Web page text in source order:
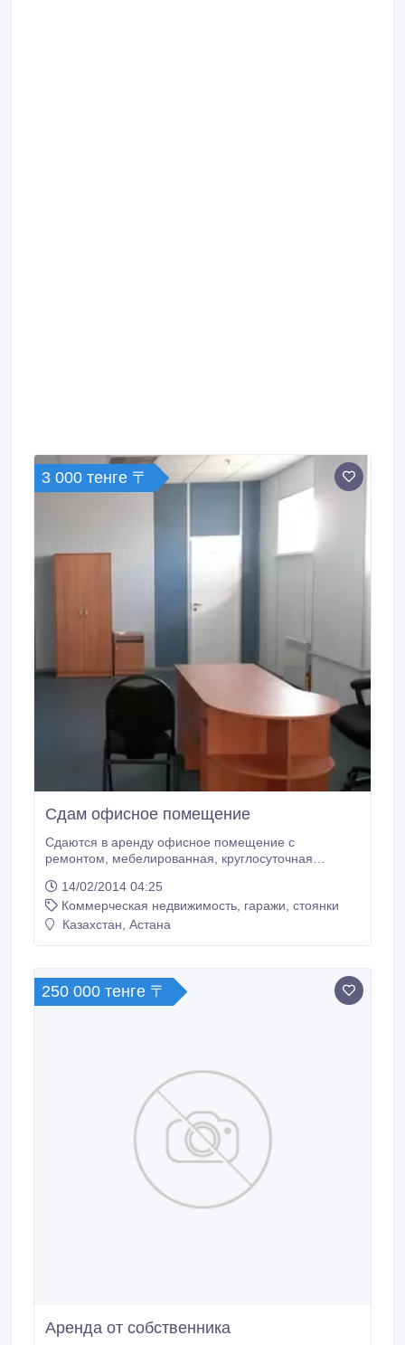
3 000 тенге 〒
Сдам офисное помещение
Сдаются в аренду офисное помещение с
ремонтом, мебелированная, круглосуточная
14/02/2014 04:25
Коммерческая недвижимость, гаражи, стоянки
Казахстан, Астана
250 000 тенге 〒
Аренда от собственника